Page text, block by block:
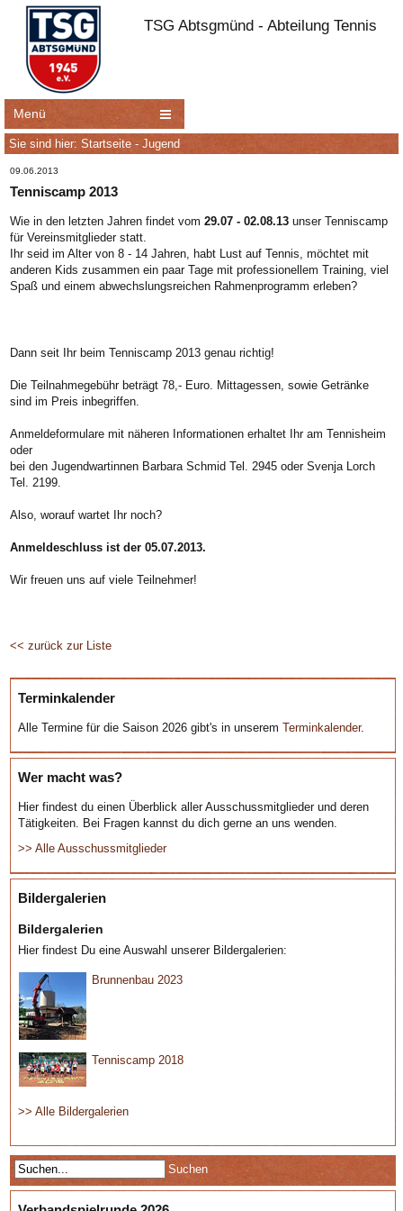
TSG Abtsgmünd - Abteilung Tennis
Menü
Sie sind hier: Startseite - Jugend
09.06.2013
Tenniscamp 2013
Wie in den letzten Jahren findet vom29.07 - 02.08.13 unser Tenniscamp
für Vereinsmitglieder statt.
Ihr seid im Alter von 8 - 14 Jahren, habt Lust auf Tennis, möchtet mit
anderen Kids zusammen ein paar Tage mit professionellem Training, viel
Spaß und einem abwechslungsreichen Rahmenprogramm erleben?
Dann seit Ihr beim Tenniscamp 2013 genau richtig!
Die Teilnahmegebühr beträgt 78,- Euro. Mittagessen, sowie Getränke
sind im Preis inbegriffen.
Anmeldeformulare mit näheren Informationen erhaltet Ihr am Tennisheim
oder
bei den Jugendwartinnen Barbara Schmid Tel. 2945 oder Svenja Lorch
Tel. 2199.
Also, worauf wartet Ihr noch?
Anmeldeschluss ist der 05.07.2013.
Wir freuen uns auf viele Teilnehmer!
<< zurück zur Liste
Terminkalender
Alle Termine für die Saison 2026 gibt's in unserem Terminkalender.
Wer macht was?
Hier findest du einen Überblick aller Ausschussmitglieder und deren
Tätigkeiten. Bei Fragen kannst du dich gerne an uns wenden.
>> Alle Ausschussmitglieder
Bildergalerien
Bildergalerien
Hier findest Du eine Auswahl unserer Bildergalerien:
Brunnenbau 2023
Tenniscamp 2018
>> Alle Bildergalerien